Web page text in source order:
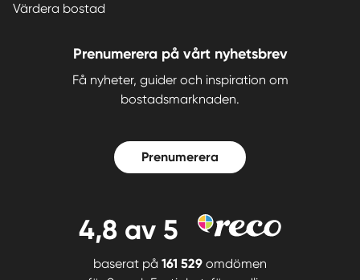
Värdera bostad
Prenumerera på vårt nyhetsbrev
Få nyheter, guider och inspiration om
bostadsmarknaden.
Prenumerera
4,8 av 5
baserat på 161 529 omdömen